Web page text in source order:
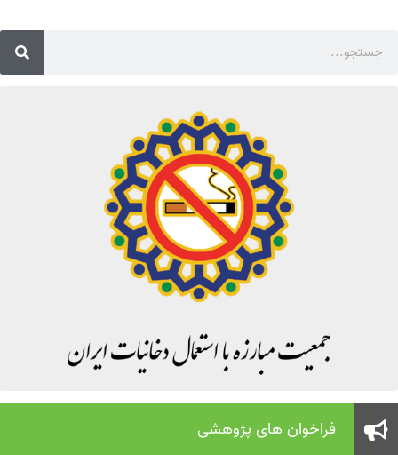
فراخوان های پژوهشی